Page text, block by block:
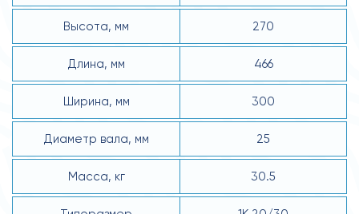
Высота, мм 270
Длина, мм 466
Ширина, мм 300
Диаметр вала, мм 25
Масса, кг 30.5